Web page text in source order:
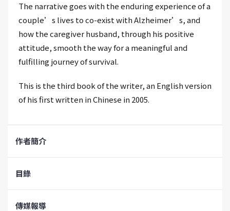
The narrative goes with the enduring experience of a
couple’s lives to co-exist with Alzheimer’s, and
how the caregiver husband, through his positive
attitude, smooth the way for a meaningful and
fulfilling journey of survival.
This is the third book of the writer, an English version
of his first written in Chinese in 2005.
作者簡介
目錄
傳媒報導